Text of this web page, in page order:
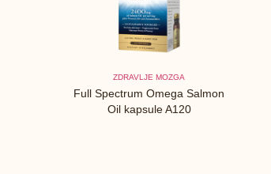
ZDRAVLJE MOZGA
Full Spectrum Omega Salmon
Oil kapsule A120